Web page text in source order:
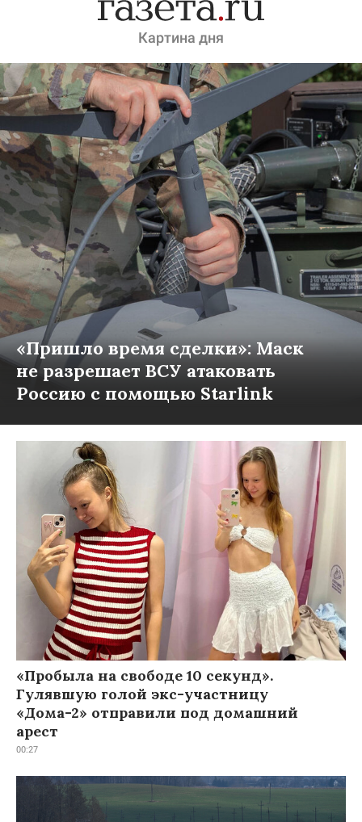
Картина дня
«Пришло время сделки»: Маск
не разрешает ВСУ атаковать
Россию с помощью Starlink
«Пробыла на свободе 10 секунд».
Гулявшую голой экс-участницу
«Дома-2» отправили под домашний
арест
00:27